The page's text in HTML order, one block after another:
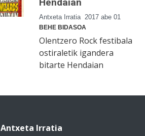
Antxeta Irratia 2017 abe 01
BEHE BIDASOA
Olentzero Rock festibala
ostiraletik igandera
bitarte Hendaian
Antxeta Irratia